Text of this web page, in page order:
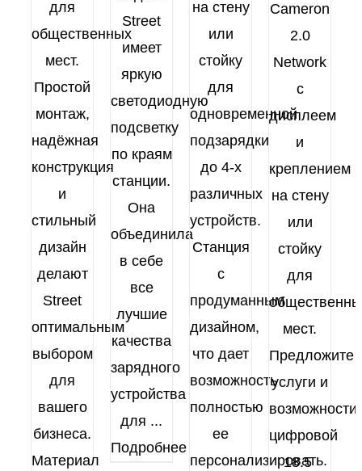
для
общественных
мест.
Простой
монтаж,
надёжная
конструкция
и
стильный
дизайн
делают
Street
оптимальным
выбором
для
вашего
бизнеса.
Материал
Street
имеет
яркую
светодиодную
подсветку
по краям
станции.
Она
объединила
в себе
все
лучшие
качества
зарядного
устройства
для ...
Подробнее
на стену
или
стойку
для
одновременной
подзарядки
до 4-х
различных
устройств.
Станция
с
продуманным
дизайном,
что дает
возможность
полностью
ее
персонализировать.
Cameron
2.0
Network
с
дисплеем
и
креплением
на стену
или
стойку
для
мест.
Предложите
услуги и
возможности
цифровой
18.5